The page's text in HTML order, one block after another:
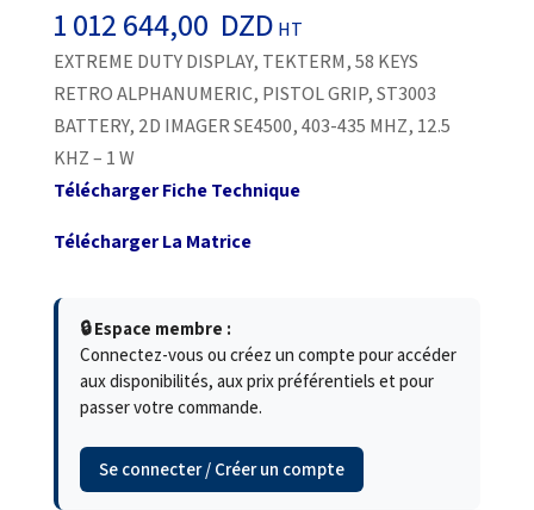
1 012 644,00 DZD HT
EXTREME DUTY DISPLAY, TEKTERM, 58 KEYS
RETRO ALPHANUMERIC, PISTOL GRIP, ST3003
BATTERY, 2D IMAGER SE4500, 403-435 MHZ, 12.5
KHZ – 1 W
Télécharger Fiche Technique
Télécharger La Matrice
🔒 Espace membre :
Connectez-vous ou créez un compte pour accéder
aux disponibilités, aux prix préférentiels et pour
passer votre commande.
Se connecter / Créer un compte